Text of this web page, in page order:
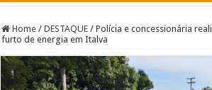
Home / DESTAQUE / Polícia e concessionária
furto de energia em Italva